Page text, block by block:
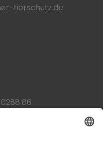
tierschutz.de
86